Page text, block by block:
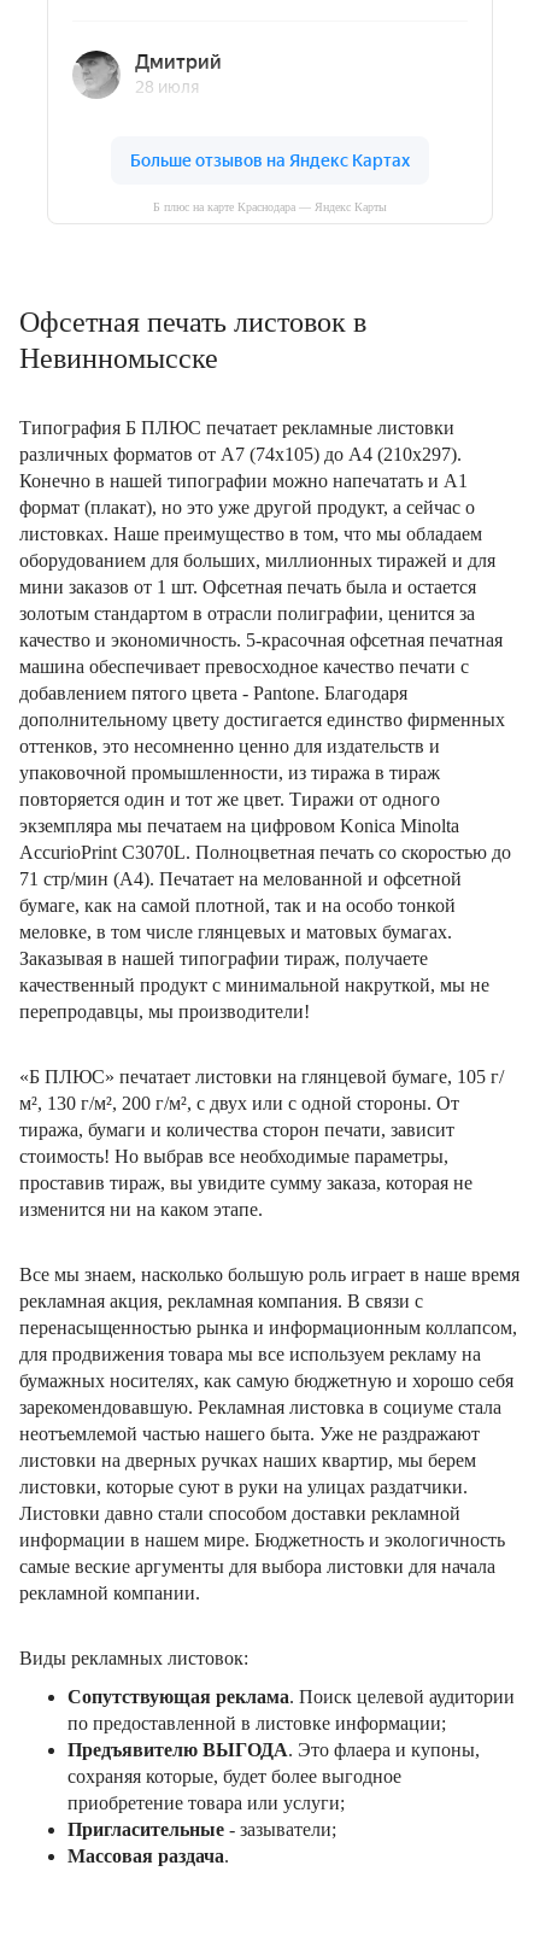
Б плюс на карте Краснодара — Яндекс Карты
Офсетная печать листовок в
Невинномысске
Типография Б ПЛЮС печатает рекламные листовки
различных форматов от А7 (74х105) до А4 (210х297).
Конечно в нашей типографии можно напечатать и А1
формат (плакат), но это уже другой продукт, а сейчас о
листовках. Наше преимущество в том, что мы обладаем
оборудованием для больших, миллионных тиражей и для
мини заказов от 1 шт. Офсетная печать была и остается
золотым стандартом в отрасли полиграфии, ценится за
качество и экономичность. 5-красочная офсетная печатная
машина обеспечивает превосходное качество печати с
добавлением пятого цвета - Pantone. Благодаря
дополнительному цвету достигается единство фирменных
оттенков, это несомненно ценно для издательств и
упаковочной промышленности, из тиража в тираж
повторяется один и тот же цвет. Тиражи от одного
экземпляра мы печатаем на цифровом Konica Minolta
AccurioPrint C3070L. Полноцветная печать со скоростью до
71 стр/мин (А4). Печатает на мелованной и офсетной
бумаге, как на самой плотной, так и на особо тонкой
меловке, в том числе глянцевых и матовых бумагах.
Заказывая в нашей типографии тираж, получаете
качественный продукт с минимальной накруткой, мы не
перепродавцы, мы производители!
«Б ПЛЮС» печатает листовки на глянцевой бумаге, 105 г/
м², 130 г/м², 200 г/м², с двух или с одной стороны. От
тиража, бумаги и количества сторон печати, зависит
стоимость! Но выбрав все необходимые параметры,
проставив тираж, вы увидите сумму заказа, которая не
изменится ни на каком этапе.
Все мы знаем, насколько большую роль играет в наше время
рекламная акция, рекламная компания. В связи с
перенасыщенностью рынка и информационным коллапсом,
для продвижения товара мы все используем рекламу на
бумажных носителях, как самую бюджетную и хорошо себя
зарекомендовавшую. Рекламная листовка в социуме стала
неотъемлемой частью нашего быта. Уже не раздражают
листовки на дверных ручках наших квартир, мы берем
листовки, которые суют в руки на улицах раздатчики.
Листовки давно стали способом доставки рекламной
информации в нашем мире. Бюджетность и экологичность
самые веские аргументы для выбора листовки для начала
рекламной компании.
Виды рекламных листовок:
Сопутствующая реклама. Поиск целевой аудитории
по предоставленной в листовке информации;
Предъявителю ВЫГОДА. Это флаера и купоны,
сохраняя которые, будет более выгодное
приобретение товара или услуги;
Пригласительные - зазыватели;
Массовая раздача.